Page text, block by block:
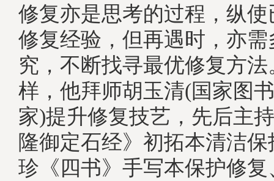
修复亦是思考的过程，纵
修复经验，但再遇时，亦
究，不断找寻最优修复
样，他拜师胡玉清(国家图
家)提升修复技艺，先后主
隆御定石经》初拓本清洁
珍《四书》手写本保护修